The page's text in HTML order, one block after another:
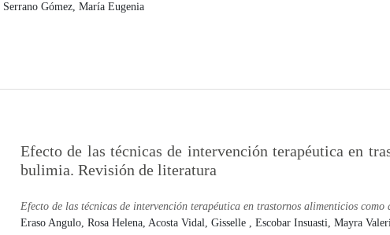
Serrano Gómez, María Eugenia
Efecto de las técnicas de intervención terapéutica en
bulimia. Revisión de literatura
Efecto de las técnicas de intervención terapéutica en trastornos alimenticios
Eraso Angulo, Rosa Helena, Acosta Vidal, Gisselle , Escobar Insuasti, Mayra